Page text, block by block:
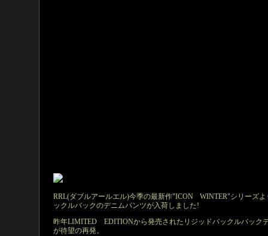
RRL(ダブルアールエル)今季の最新作"ICON WINTER"シリーズよ
ックルバックのデニムパンツが入荷しました!
昨年LIMITED EDITIONから発売されたリジッドバックルバック
が待望の再発。